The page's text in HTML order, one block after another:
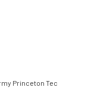
Princeton Tec